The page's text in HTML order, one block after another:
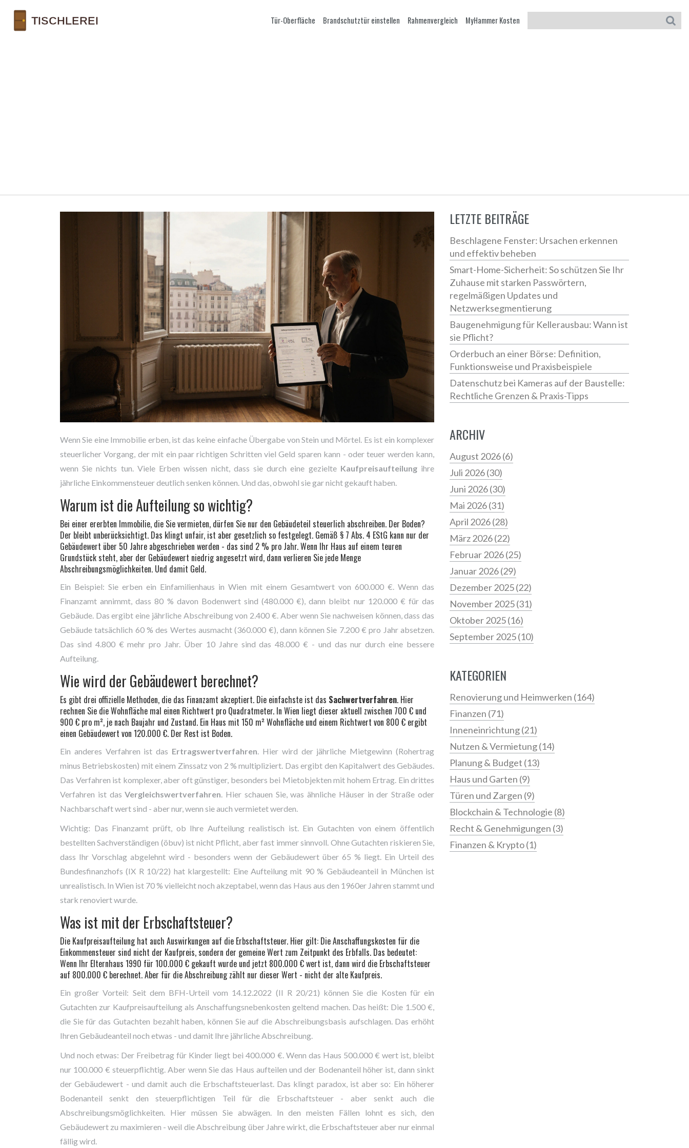
Tür-Oberfläche Brandschutztür einstellen Rahmenvergleich MyHammer Kosten
Wenn Sie eine Immobilie erben, ist das keine einfache Übergabe von Stein und Mörtel. Es ist ein komplexer
steuerlicher Vorgang, der mit ein paar richtigen Schritten viel Geld sparen kann - oder teuer werden kann,
wenn Sie nichts tun. Viele Erben wissen nicht, dass sie durch eine gezielte Kaufpreisaufteilungihre
jährliche Einkommensteuer deutlich senken können. Und das, obwohl sie gar nicht gekauft haben.
Warum ist die Aufteilung so wichtig?
Bei einer ererbten Immobilie, die Sie vermieten, dürfen Sie nur den Gebäudeteil steuerlich abschreiben. Der Boden?
Der bleibt unberücksichtigt. Das klingt unfair, ist aber gesetzlich so festgelegt. Gemäß § 7 Abs. 4 EStG kann nur der
Gebäudewert über 50 Jahre abgeschrieben werden - das sind 2 % pro Jahr. Wenn Ihr Haus auf einem teuren
Grundstück steht, aber der Gebäudewert niedrig angesetzt wird, dann verlieren Sie jede Menge
Abschreibungsmöglichkeiten. Und damit Geld.
Ein Beispiel: Sie erben ein Einfamilienhaus in Wien mit einem Gesamtwert von 600.000 €. Wenn das
Finanzamt annimmt, dass 80 % davon Bodenwert sind (480.000 €), dann bleibt nur 120.000 € für das
Gebäude. Das ergibt eine jährliche Abschreibung von 2.400 €. Aber wenn Sie nachweisen können, dass das
Gebäude tatsächlich 60 % des Wertes ausmacht (360.000 €), dann können Sie 7.200 € pro Jahr absetzen.
Das sind 4.800 € mehr pro Jahr. Über 10 Jahre sind das 48.000 € - und das nur durch eine bessere
Aufteilung.
Wie wird der Gebäudewert berechnet?
Es gibt drei offizielle Methoden, die das Finanzamt akzeptiert. Die einfachste ist das Sachwertverfahren. Hier
rechnen Sie die Wohnfläche mal einen Richtwert pro Quadratmeter. In Wien liegt dieser aktuell zwischen 700 € und
900 € pro m², je nach Baujahr und Zustand. Ein Haus mit 150 m² Wohnfläche und einem Richtwert von 800 € ergibt
einen Gebäudewert von 120.000 €. Der Rest ist Boden.
Ein anderes Verfahren ist das Ertragswertverfahren . Hier wird der jährliche Mietgewinn (Rohertrag
minus Betriebskosten) mit einem Zinssatz von 2 % multipliziert. Das ergibt den Kapitalwert des Gebäudes.
Das Verfahren ist komplexer, aber oft günstiger, besonders bei Mietobjekten mit hohem Ertrag. Ein drittes
Verfahren ist dasVergleichswertverfahren . Hier schauen Sie, was ähnliche Häuser in der Straße oder
Nachbarschaft wert sind - aber nur, wenn sie auch vermietet werden.
Wichtig: Das Finanzamt prüft, ob Ihre Aufteilung realistisch ist. Ein Gutachten von einem öffentlich
bestellten Sachverständigen (öbuv) ist nicht Pflicht, aber fast immer sinnvoll. Ohne Gutachten riskieren Sie,
dass Ihr Vorschlag abgelehnt wird - besonders wenn der Gebäudewert über 65 % liegt. Ein Urteil des
Bundesfinanzhofs (IX R 10/22) hat klargestellt: Eine Aufteilung mit 90 % Gebäudeanteil in München ist
unrealistisch. In Wien ist 70 % vielleicht noch akzeptabel, wenn das Haus aus den 1960er Jahren stammt und
stark renoviert wurde.
Was ist mit der Erbschaftsteuer?
Die Kaufpreisaufteilung hat auch Auswirkungen auf die Erbschaftsteuer. Hier gilt: Die Anschaffungskosten für die
Einkommensteuer sind nicht der Kaufpreis, sondern der gemeine Wert zum Zeitpunkt des Erbfalls. Das bedeutet:
Wenn Ihr Elternhaus 1990 für 100.000 € gekauft wurde und jetzt 800.000 € wert ist, dann wird die Erbschaftsteuer
auf 800.000 € berechnet. Aber für die Abschreibung zählt nur dieser Wert - nicht der alte Kaufpreis.
Ein großer Vorteil: Seit dem BFH-Urteil vom 14.12.2022 (II R 20/21) können Sie die Kosten für ein
Gutachten zur Kaufpreisaufteilung als Anschaffungsnebenkosten geltend machen. Das heißt: Die 1.500 €,
die Sie für das Gutachten bezahlt haben, können Sie auf die Abschreibungsbasis aufschlagen. Das erhöht
Ihren Gebäudeanteil noch etwas - und damit Ihre jährliche Abschreibung.
Und noch etwas: Der Freibetrag für Kinder liegt bei 400.000 €. Wenn das Haus 500.000 € wert ist, bleibt
nur 100.000 € steuerpflichtig. Aber wenn Sie das Haus aufteilen und der Bodenanteil höher ist, dann sinkt
der Gebäudewert - und damit auch die Erbschaftsteuerlast. Das klingt paradox, ist aber so: Ein höherer
Bodenanteil senkt den steuerpflichtigen Teil für die Erbschaftsteuer - aber senkt auch die
Abschreibungsmöglichkeiten. Hier müssen Sie abwägen. In den meisten Fällen lohnt es sich, den
Gebäudewert zu maximieren - weil die Abschreibung über Jahre wirkt, die Erbschaftsteuer aber nur einmal
fällig wird.
LETZTE BEITRÄGE
Beschlagene Fenster: Ursachen erkennen
und effektiv beheben
Smart-Home-Sicherheit: So schützen Sie Ihr
Zuhause mit starken Passwörtern,
regelmäßigen Updates und
Netzwerksegmentierung
Baugenehmigung für Kellerausbau: Wann ist
sie Pflicht?
Orderbuch an einer Börse: Definition,
Funktionsweise und Praxisbeispiele
Datenschutz bei Kameras auf der Baustelle:
Rechtliche Grenzen & Praxis-Tipps
ARCHIV
August 2026(6)
Juli 2026(30)
Juni 2026(30)
Mai 2026(31)
April 2026(28)
März 2026(22)
Februar 2026(25)
Januar 2026(29)
Dezember 2025(22)
November 2025(31)
Oktober 2025(16)
September 2025(10)
KATEGORIEN
Renovierung und Heimwerken (164)
Finanzen (71)
Inneneinrichtung(21)
Nutzen & Vermietung(14)
Planung & Budget (13)
Haus und Garten (9)
Türen und Zargen (9)
Blockchain & Technologie (8)
Recht & Genehmigungen (3)
Finanzen & Krypto(1)